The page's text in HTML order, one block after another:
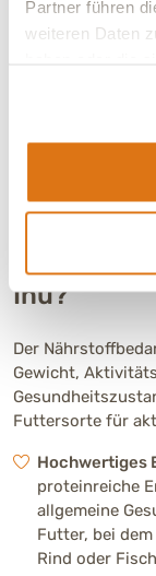
Partner führen
weiteren Daten
genau auf
Welche
Inu?
Der
Gewicht,
Futtersorte für
Hochwertiges
proteinreiche
allgemeine
Futter, bei
Rind oder